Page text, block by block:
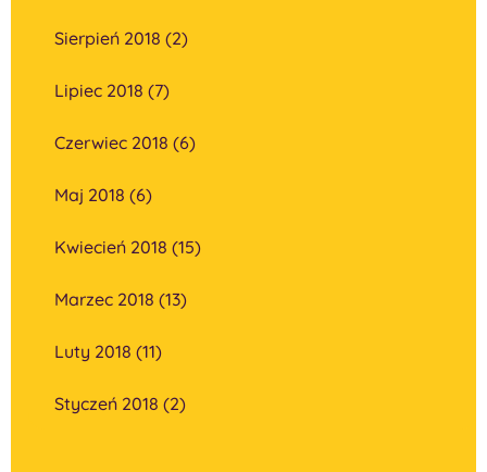
Sierpień 2018 (2)
Lipiec 2018 (7)
Czerwiec 2018 (6)
Maj 2018 (6)
Kwiecień 2018 (15)
Marzec 2018 (13)
Luty 2018 (11)
Styczeń 2018 (2)